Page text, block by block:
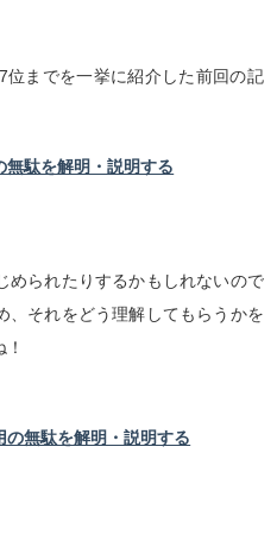
までを一挙に紹介した前回の記
無駄を解明・説明する
められたりするかもしれないので
、それをどう理解してもらうかを
の無駄を解明・説明する